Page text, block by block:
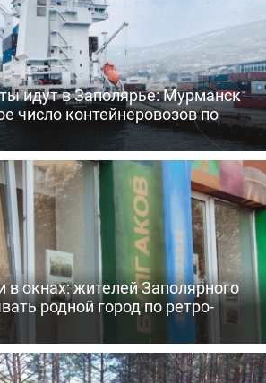
идут в Заполярье: Мурманск
число контейнеровозов по
окнах: жителей Заполярного
родной город по ретро-